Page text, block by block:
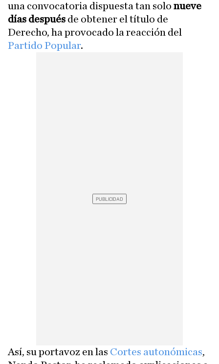
una convocatoria dispuesta tan solo nueve
días después de obtener el título de
Derecho, ha provocado la reacción del
Partido Popular.
Así, su portavoz en las Cortes autonómicas,